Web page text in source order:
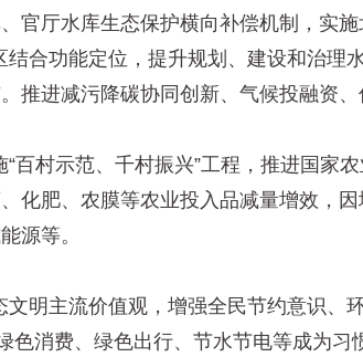
官厅水库生态保护横向补偿机制，实
功能定位，提升规划、建设和治理
推进减污降碳协同创新、气候投融资
村示范、千村振兴”工程，推进国家
化肥、农膜等农业投入品减量增效，
源等。
主流价值观，增强全民节约意识、
色消费、绿色出行、节水节电等成为习